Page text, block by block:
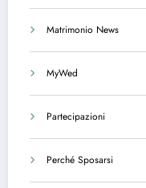
Matrimonio News
MyWed
Partecipazioni
Perché Sposarsi